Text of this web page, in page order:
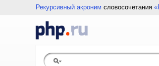
Рекурсивный акроним словосочетания